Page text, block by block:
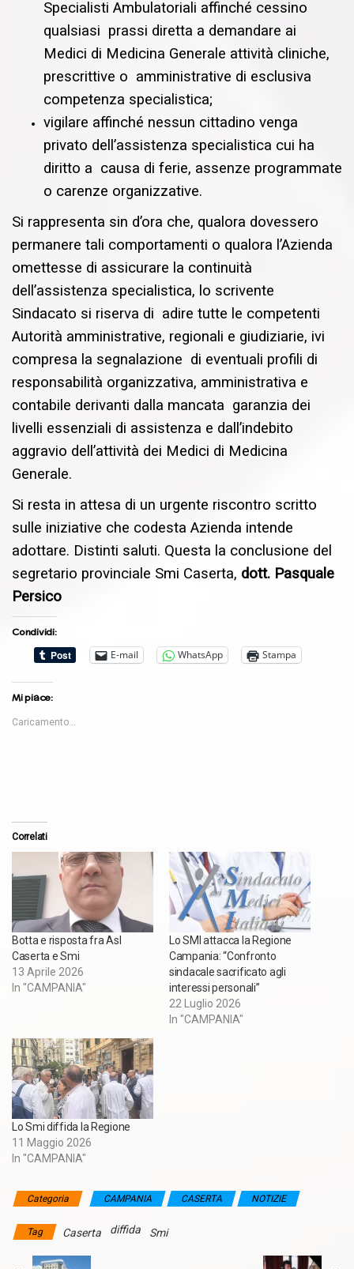
Specialisti Ambulatoriali affinché cessino
qualsiasi prassi diretta a demandare ai
Medici di Medicina Generale attività cliniche,
prescrittive o amministrative di esclusiva
competenza specialistica;
vigilare affinché nessun cittadino venga
privato dell’assistenza specialistica cui ha
diritto a causa di ferie, assenze programmate
o carenze organizzative.
Si rappresenta sin d’ora che, qualora dovessero
permanere tali comportamenti o qualora l’Azienda
omettesse di assicurare la continuità
dell’assistenza specialistica, lo scrivente
Sindacato si riserva di adire tutte le competenti
Autorità amministrative, regionali e giudiziarie, ivi
compresa la segnalazione di eventuali profili di
responsabilità organizzativa, amministrativa e
contabile derivanti dalla mancata garanzia dei
livelli essenziali di assistenza e dall’indebito
aggravio dell’attività dei Medici di Medicina
Generale.
Si resta in attesa di un urgente riscontro scritto
sulle iniziative che codesta Azienda intende
adottare. Distinti saluti. Questa la conclusione del
segretario provinciale Smi Caserta, dott. Pasquale
Persico
Condividi:
E-mail
WhatsApp Stampa
Mi piace:
Caricamento...
Correlati
Botta e risposta fra Asl
Caserta e Smi
13 Aprile 2026
In "CAMPANIA"
Lo SMI attacca la Regione
Campania: “Confronto
sindacale sacrificato agli
interessi personali”
22 Luglio 2026
In "CAMPANIA"
Lo Smi diffida la Regione
11 Maggio 2026
In "CAMPANIA"
Categoria CAMPANIA CASERTA NOTIZIE
Tag Caserta diffida Smi